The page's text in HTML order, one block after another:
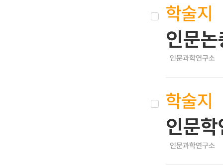
학술지
인문논
인문과학연구소
학술지
인문
인문과학연구소